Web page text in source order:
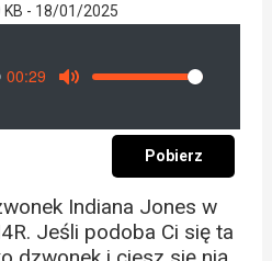
KB - 18/01/2025
00:29
Volume
Pobierz
Indiana Jones w
Jeśli podoba Ci się ta